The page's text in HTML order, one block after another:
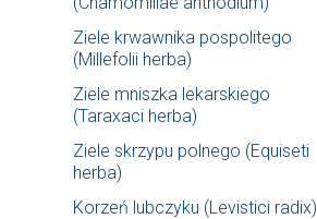
Ziele krwawnika pospolitego
(Millefolii herba)
Ziele mniszka lekarskiego
(Taraxaci herba)
Ziele skrzypu polnego (Equiseti
herba)
Korzeń lubczyku (Levistici radix)